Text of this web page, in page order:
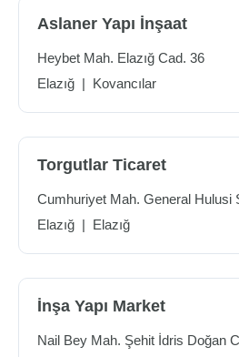
Aslaner Yapı İnşaat
Heybet Mah. Elazığ Cad. 36
Elazığ | Kovancılar
Torgutlar Ticaret
Cumhuriyet Mah. General Hulusi
Elazığ | Elazığ
İnşa Yapı Market
Nail Bey Mah. Şehit İdris Doğan